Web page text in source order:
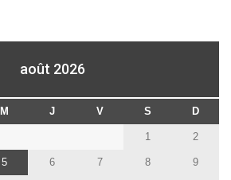
août 2026
M J V S D
1 2
5 6 7 8 9